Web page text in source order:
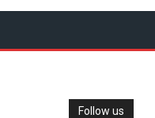
Follow us